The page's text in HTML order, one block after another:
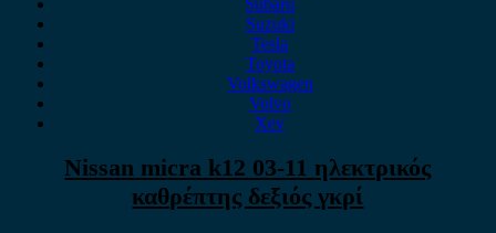
Subaru
Suzuki
Tesla
Toyota
Volkswagen
Volvo
Xev
Nissan micra k12 03-11 ηλεκτρικός
καθρέπτης δεξιός γκρί